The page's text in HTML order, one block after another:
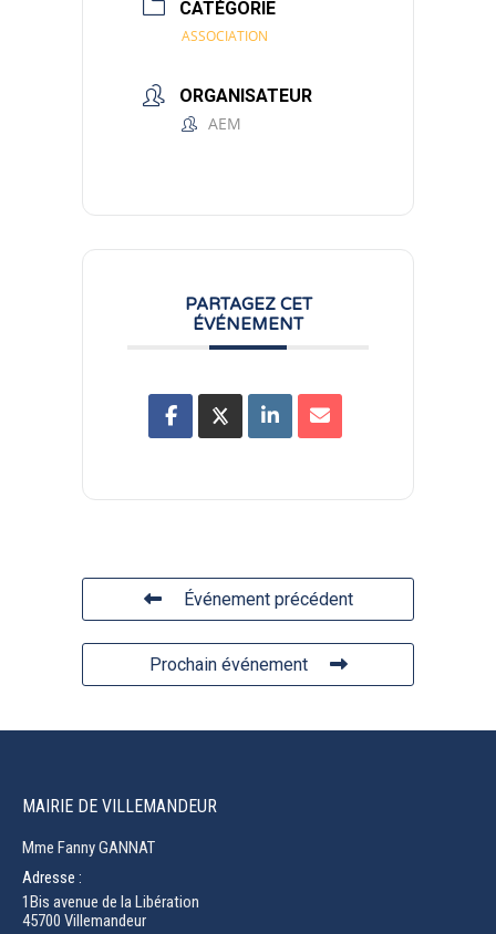
CATÉGORIE
ASSOCIATION
ORGANISATEUR
AEM
PARTAGEZ CET
ÉVÉNEMENT
Événement précédent
Prochain événement
MAIRIE DE VILLEMANDEUR
Mme Fanny GANNAT
Adresse :
1Bis avenue de la Libération
45700 Villemandeur